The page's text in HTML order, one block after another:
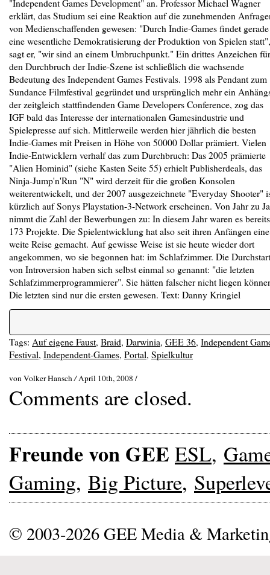
"Independent Games Development" an. Professor Michael Wagner
erklärt, das Studium sei eine Reaktion auf die zunehmenden
von Medienschaffenden gewesen: "Durch Indie-Games findet gerade
eine wesentliche Demokratisierung der Produktion von Spielen statt",
sagt er, "wir sind an einem Umbruchpunkt." Ein drittes Anzeichen für
den Durchbruch der Indie-Szene ist schließlich die wachsende
Bedeutung des Independent Games Festivals. 1998 als Pendant zum
Sundance Filmfestival gegründet und ursprünglich mehr ein
der zeitgleich stattfindenden Game Developers Conference, zog das
IGF bald das Interesse der internationalen Gamesindustrie und
Spielepresse auf sich. Mittlerweile werden hier jährlich die besten
Indie-Games mit Preisen in Höhe von 50000 Dollar prämiert. Vielen
Indie-Entwicklern verhalf das zum Durchbruch: Das 2005 prämierte
"Alien Hominid" (siehe Kasten Seite 55) erhielt Publisherdeals, das
Ninja-Jump'n'Run "N" wird derzeit für die großen Konsolen
weiterentwickelt, und der 2007 ausgezeichnete "Everyday Shooter"
kürzlich auf Sonys Playstation-3-Network erscheinen. Von Jahr zu
nimmt die Zahl der Bewerbungen zu: In diesem Jahr waren es bereits
173 Projekte. Die Spielentwicklung hat also seit ihren Anfängen eine
weite Reise gemacht. Auf gewisse Weise ist sie heute wieder dort
angekommen, wo sie begonnen hat: im Schlafzimmer. Die
von Introversion haben sich selbst einmal so genannt: "die letzten
Schlafzimmerprogrammierer". Sie hätten falscher nicht liegen
Die letzten sind nur die ersten gewesen. Text: Danny Kringiel
Tags: Auf eigene Faust, Braid, Darwinia, GEE 36, Independent
Festival, Independent-Games, Portal, Spielkultur
von Volker Hansch/April 10th, 2008 /
Comments are closed.
Freunde von GEE ESL,
Gaming, Big Picture,
© 2003-2026 GEE Media &